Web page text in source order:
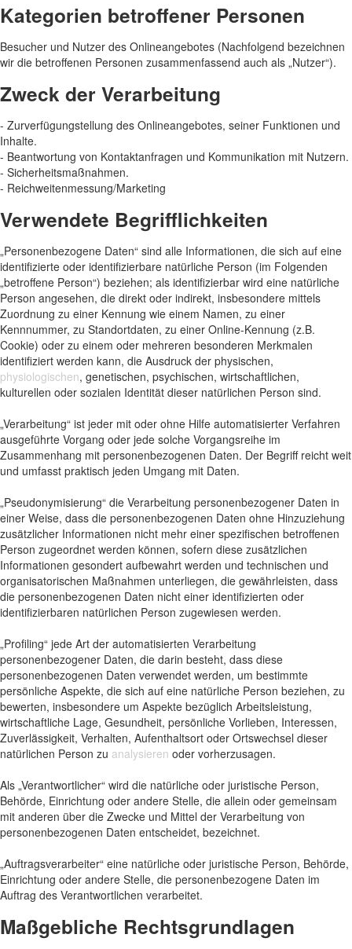
Kategorien betroffener Personen
Besucher und Nutzer des Onlineangebotes (Nachfolgend bezeichnen
wir die betroffenen Personen zusammenfassend auch als „Nutzer“).
Zweck der Verarbeitung
- Zurverfügungstellung des Onlineangebotes, seiner Funktionen und
Inhalte.
- Beantwortung von Kontaktanfragen und Kommunikation mit Nutzern.
- Sicherheitsmaßnahmen.
- Reichweitenmessung/Marketing
Verwendete Begrifflichkeiten
„Personenbezogene Daten“ sind alle Informationen, die sich auf eine
identifizierte oder identifizierbare natürliche Person (im Folgenden
„betroffene Person“) beziehen; als identifizierbar wird eine natürliche
Person angesehen, die direkt oder indirekt, insbesondere mittels
Zuordnung zu einer Kennung wie einem Namen, zu einer
Kennnummer, zu Standortdaten, zu einer Online-Kennung (z.B.
Cookie) oder zu einem oder mehreren besonderen Merkmalen
identifiziert werden kann, die Ausdruck der physischen,
physiologischen, genetischen, psychischen, wirtschaftlichen,
kulturellen oder sozialen Identität dieser natürlichen Person sind.
„Verarbeitung“ ist jeder mit oder ohne Hilfe automatisierter Verfahren
ausgeführte Vorgang oder jede solche Vorgangsreihe im
Zusammenhang mit personenbezogenen Daten. Der Begriff reicht weit
und umfasst praktisch jeden Umgang mit Daten.
„Pseudonymisierung“ die Verarbeitung personenbezogener Daten in
einer Weise, dass die personenbezogenen Daten ohne Hinzuziehung
zusätzlicher Informationen nicht mehr einer spezifischen betroffenen
Person zugeordnet werden können, sofern diese zusätzlichen
Informationen gesondert aufbewahrt werden und technischen und
organisatorischen Maßnahmen unterliegen, die gewährleisten, dass
die personenbezogenen Daten nicht einer identifizierten oder
identifizierbaren natürlichen Person zugewiesen werden.
„Profiling“ jede Art der automatisierten Verarbeitung
personenbezogener Daten, die darin besteht, dass diese
personenbezogenen Daten verwendet werden, um bestimmte
persönliche Aspekte, die sich auf eine natürliche Person beziehen, zu
bewerten, insbesondere um Aspekte bezüglich Arbeitsleistung,
wirtschaftliche Lage, Gesundheit, persönliche Vorlieben, Interessen,
Zuverlässigkeit, Verhalten, Aufenthaltsort oder Ortswechsel dieser
natürlichen Person zu analysieren oder vorherzusagen.
Als „Verantwortlicher“ wird die natürliche oder juristische Person,
Behörde, Einrichtung oder andere Stelle, die allein oder gemeinsam
mit anderen über die Zwecke und Mittel der Verarbeitung von
personenbezogenen Daten entscheidet, bezeichnet.
„Auftragsverarbeiter“ eine natürliche oder juristische Person, Behörde,
Einrichtung oder andere Stelle, die personenbezogene Daten im
Auftrag des Verantwortlichen verarbeitet.
Maßgebliche Rechtsgrundlagen